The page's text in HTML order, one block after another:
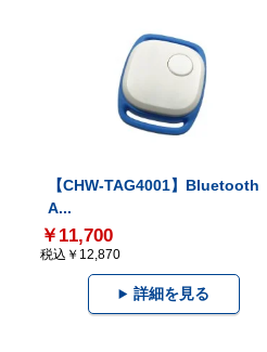
【CHW-TAG4001】Bluetooth
A...
￥11,700
税込￥12,870
詳細を見る